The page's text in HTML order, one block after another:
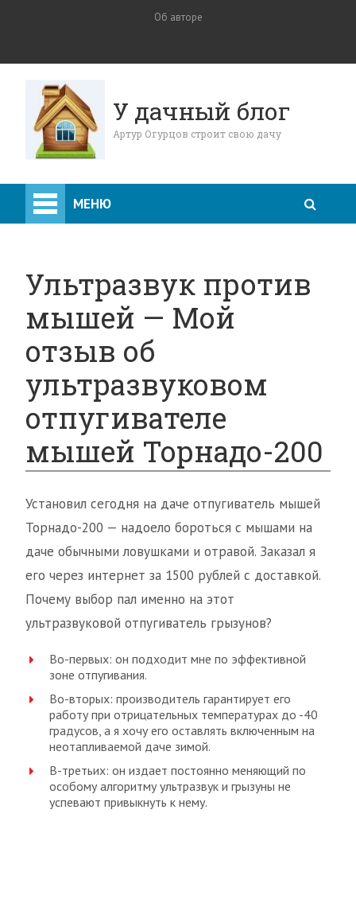
Об авторе
У дачный блог
Артур Огурцов строит свою дачу
МЕНЮ
Ультразвук против
мышей — Мой
отзыв об
ультразвуковом
отпугивателе
мышей Торнадо-200
Установил сегодня на даче отпугиватель мышей
Торнадо-200 — надоело бороться с мышами на
даче обычными ловушками и отравой. Заказал я
его через интернет за 1500 рублей с доставкой.
Почему выбор пал именно на этот
ультразвуковой отпугиватель грызунов?
Во-первых: он подходит мне по эффективной
зоне отпугивания.
Во-вторых: производитель гарантирует его
работу при отрицательных температурах до -40
градусов, а я хочу его оставлять включенным на
неотапливаемой даче зимой.
В-третьих: он издает постоянно меняющий по
особому алгоритму ультразвук и грызуны не
успевают привыкнуть к нему.